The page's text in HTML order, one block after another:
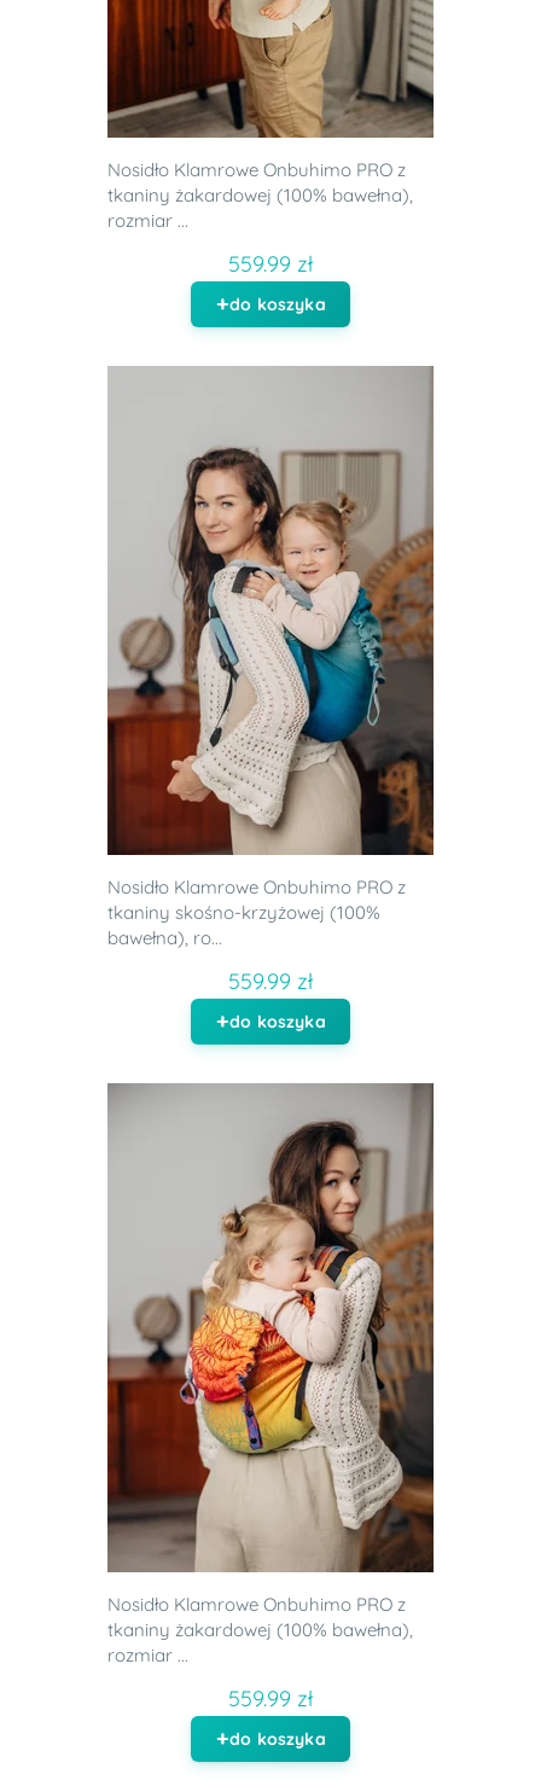
Nosidło Klamrowe Onbuhimo PRO z
tkaniny żakardowej (100% bawełna),
rozmiar ...
559.99 zł
do koszyka
Nosidło Klamrowe Onbuhimo PRO z
tkaniny skośno-krzyżowej (100%
bawełna), ro...
559.99 zł
do koszyka
Nosidło Klamrowe Onbuhimo PRO z
tkaniny żakardowej (100% bawełna),
rozmiar ...
559.99 zł
do koszyka